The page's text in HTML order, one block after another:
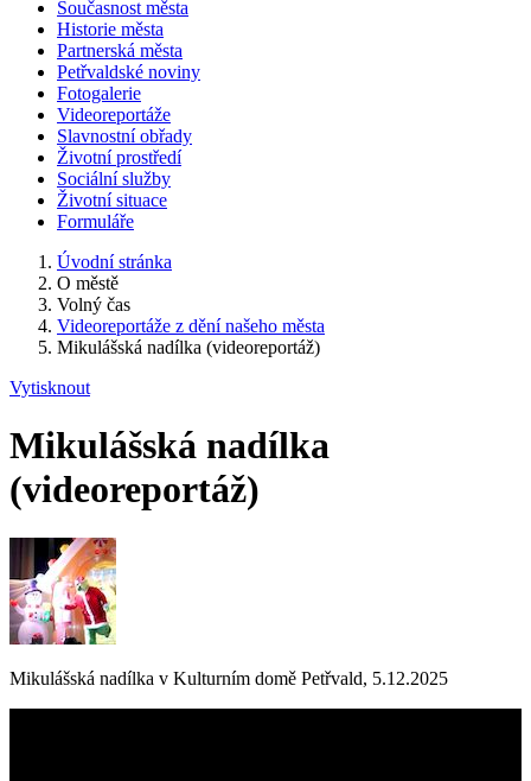
Současnost města
Historie města
Partnerská města
Petřvaldské noviny
Fotogalerie
Videoreportáže
Slavnostní obřady
Životní prostředí
Sociální služby
Životní situace
Formuláře
Úvodní stránka
O městě
Volný čas
Videoreportáže z dění našeho města
Mikulášská nadílka (videoreportáž)
Vytisknout
Mikulášská nadílka
(videoreportáž)
Mikulášská nadílka v Kulturním domě Petřvald, 5.12.2025